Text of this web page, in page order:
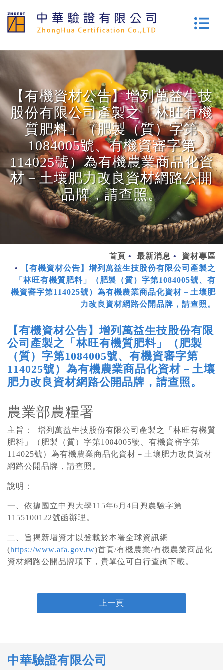
【有機資材公告】增列萬益生技
股份有限公司產製之「林旺有機
質肥料」（肥製（質）字第
1084005號、有機資審字第
114025號）為有機農業商品化資
材－土壤肥力改良資材網路公開
品牌，請查照。
首頁 最新消息
資材專區
【有機資材公告】增列萬益生技股份有限公司產製之
「林旺有機質肥料」（肥製（質）字第1084005號、有
機資審字第114025號）為有機農業商品化資材－土壤肥
力改良資材網路公開品牌，請查照。
【有機資材公告】增列萬益生技股份有限
公司產製之「林旺有機質肥料」（肥製
（質）字第1084005號、有機資審字第
114025號）為有機農業商品化資材－土壤
肥力改良資材網路公開品牌，請查照。
農業部農糧署
主旨： 增列萬益生技股份有限公司產製之「林旺有機質
肥料」（肥製（質）字第1084005號、有機資審字第
114025號）為有機農業商品化資材－土壤肥力改良資材
網路公開品牌，請查照。
說明：
一、依據國立中興大學115年6月4日興農驗字第
1155100122號函辦理。
二、旨揭新增資才以登載於本署全球資訊網
(https://www.afa.gov.tw)首頁/有機農業/有機農業商品化
資材網路公開品牌項下，貴單位可自行查詢下載。
上一頁
中華驗證有限公司